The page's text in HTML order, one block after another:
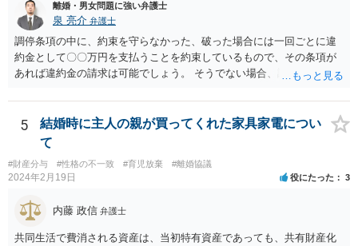
離婚・男女問題に強い弁護士
泉 亮介 弁護士
調停条項の中に、約束を守らなかった、破った場合には一回ごとに違
約金として〇〇万円を支払うことを約束しているもので、その条項が
あれば違約金の請求は可能でしょう。 そうでない場合、調停条項を守
が発生していない場合は条項違反があったとしても損害賠償請求は難
しいでしょう。
5
結婚時に主人の親が買ってくれた家具家電につい
て
#財産分与 #性格の不一致 #育児放棄 #離婚協議
2024年2月19日 役にたった 3
内藤 政信 弁護士
共同生活で費消される資産は、当初特有資産であっても、共有財産化